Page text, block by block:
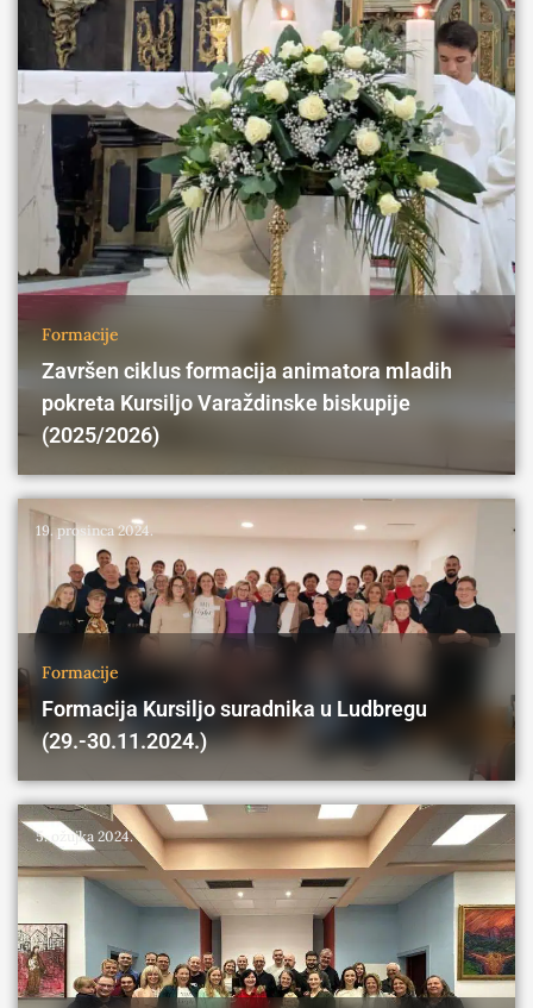
Formacije
Završen ciklus formacija animatora mladih
pokreta Kursiljo Varaždinske biskupije
(2025/2026)
19. prosinca 2024.
Formacije
Formacija Kursiljo suradnika u Ludbregu
(29.-30.11.2024.)
5. ožujka 2024.